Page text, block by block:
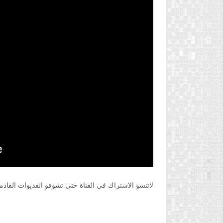
لاتنسو الاشتراك في القناة حتى تشوفو الفديوات